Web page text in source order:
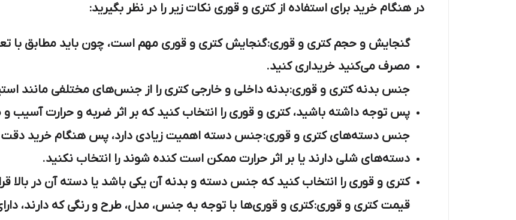
در هنگام خرید برای استفاده از کتری و قوری نکات زیر را در نظر بگیرید:
گنجایش و حجم کتری و قوری: گنجایش کتری و قوری مهم است، چون باید مطابق با
مصرف می‌کنید خریداری کنید.
جنس بدنه کتری و قوری: بدنه داخلی و خارجی کتری را از جنس‌های مختلفی مانند
پس توجه داشته باشید، کتری و قوری را انتخاب کنید که بر اثر ضربه و حرارت آسیب
جنس دسته‌های کتری و قوری: جنس دسته اهمیت زیادی دارد، پس هنگام خرید دقت
دسته‌های شلی دارند یا بر اثر حرارت ممکن است کنده شوند را انتخاب نکنید.
کتری و قوری را انتخاب کنید که جنس دسته و بدنه آن یکی باشد یا دسته آن در بالا
قیمت کتری و قوری: کتری و قوری‌ها با توجه به جنس، مدل، طرح و رنگی که دارند،